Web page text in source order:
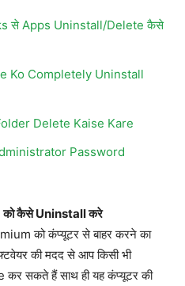
से Apps Uninstall/Delete कैसे
Ko Completely Uninstall
Delete Kaise Kare
Password
कैसे Uninstall करे
को कंप्यूटर से बाहर करने का
की मदद से आप किसी भी
सकते हैं साथ ही यह कंप्यूटर की